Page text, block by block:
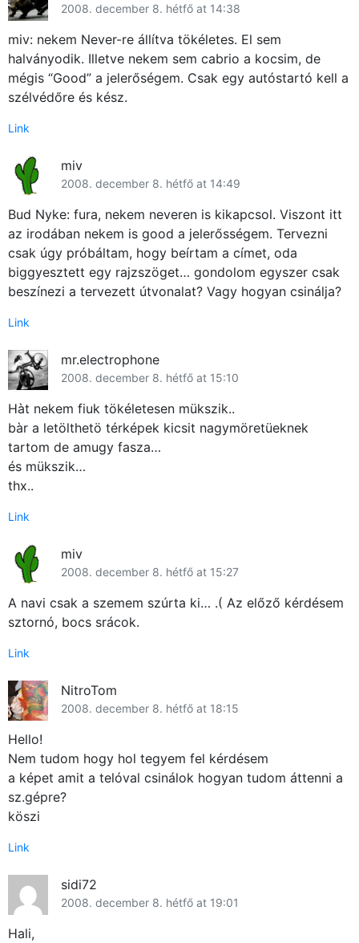
2008. december 8. hétfő at 14:38
miv: nekem Never-re állítva tökéletes. El sem
halványodik. Illetve nekem sem cabrio a kocsim, de
mégis “Good” a jelerőségem. Csak egy autóstartó kell a
szélvédőre és kész.
Link
miv
2008. december 8. hétfő at 14:49
Bud Nyke: fura, nekem neveren is kikapcsol. Viszont itt
az irodában nekem is good a jelerősségem. Tervezni
csak úgy próbáltam, hogy beírtam a címet, oda
biggyesztett egy rajzszöget… gondolom egyszer csak
beszínezi a tervezett útvonalat? Vagy hogyan csinálja?
Link
mr.electrophone
2008. december 8. hétfő at 15:10
Hàt nekem fiuk tökéletesen mükszik..
bàr a letölthetö térképek kicsit nagymöretüeknek
tartom de amugy fasza…
és mükszik…
thx..
Link
miv
2008. december 8. hétfő at 15:27
A navi csak a szemem szúrta ki… .( Az előző kérdésem
sztornó, bocs srácok.
Link
NitroTom
2008. december 8. hétfő at 18:15
Hello!
Nem tudom hogy hol tegyem fel kérdésem
a képet amit a telóval csinálok hogyan tudom áttenni a
sz.gépre?
köszi
Link
sidi72
2008. december 8. hétfő at 19:01
Hali,